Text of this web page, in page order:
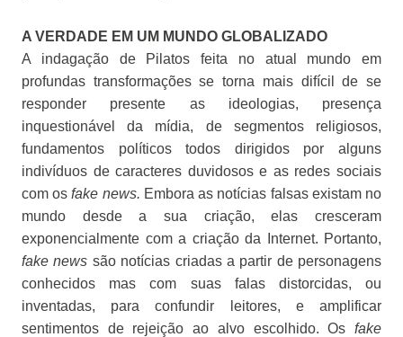
A VERDADE EM UM MUNDO GLOBALIZADO
A indagação de Pilatos feita no atual mundo em
profundas transformações se torna mais difícil de se
responder presente as ideologias, presença
inquestionável da mídia, de segmentos religiosos,
fundamentos políticos todos dirigidos por alguns
indivíduos de caracteres duvidosos e as redes sociais
com osfake news. Embora as notícias falsas existam no
mundo desde a sua criação, elas cresceram
exponencialmente com a criação da Internet. Portanto,
fake news são notícias criadas a partir de personagens
conhecidos mas com suas falas distorcidas, ou
inventadas, para confundir leitores, e amplificar
sentimentos de rejeição ao alvo escolhido. Os fake